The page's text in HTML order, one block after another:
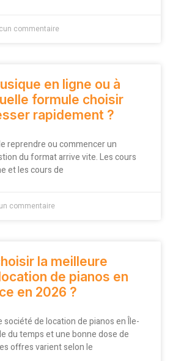
commentaire
en ligne ou à
formule choisir
rapidement ?
reprendre ou commencer un
du format arrive vite. Les cours
et les cours de
commentaire
la meilleure
de pianos en
en 2026 ?
société de location de pianos en Île-
du temps et une bonne dose de
offres varient selon le